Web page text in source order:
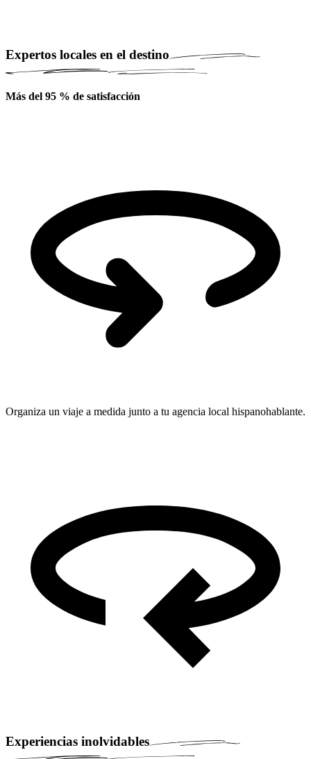
Expertos locales en el destino
Más del 95 % de satisfacción
Organiza un viaje a medida junto a tu agencia local hispanohablante.
Experiencias inolvidables